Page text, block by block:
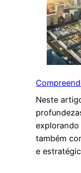
t
i
c
a
s
E
s
Neste
também
e